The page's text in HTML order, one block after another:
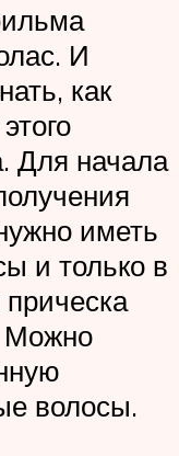
И
как
Для начала
иметь
и только в
Можно
волосы.